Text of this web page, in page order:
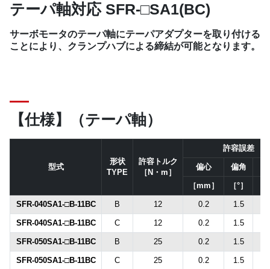
テーパ軸対応 SFR-□SA1(BC)
サーボモータのテーパ軸にテーパアダプターを取り付ける
ことにより、クランプハブによる締結が可能となります。
【仕様】（テーパ軸）
型式
形状
TYPE
許容トルク
［N・m］
許容誤差
偏心 偏角
［mm］ ［°］
SFR-040SA1-□B-11BC B 12 0.2 1.5
SFR-040SA1-□B-11BC C 12 0.2 1.5
SFR-050SA1-□B-11BC B 25 0.2 1.5
SFR-050SA1-□B-11BC C 25 0.2 1.5